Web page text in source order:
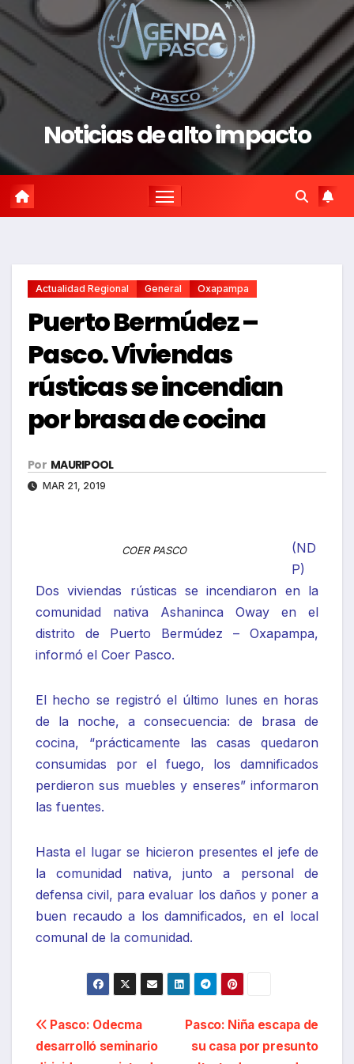
Noticias de alto impacto
Actualidad Regional General Oxapampa
Puerto Bermúdez –
Pasco. Viviendas
rústicas se incendian
por brasa de cocina
Por MAURIPOOL
MAR 21, 2019
COER PASCO
(ND
P)
Dos viviendas rústicas se incendiaron en la
comunidad nativa Ashaninca Oway en el
distrito de Puerto Bermúdez – Oxapampa,
informó el Coer Pasco.
El hecho se registró el último lunes en horas
de la noche, a consecuencia: de brasa de
cocina, “prácticamente las casas quedaron
consumidas por el fuego, los damnificados
perdieron sus muebles y enseres” informaron
las fuentes.
Hasta el lugar se hicieron presentes el jefe de
la comunidad nativa, junto a personal de
defensa civil, para evaluar los daños y poner a
buen recaudo a los damnificados, en el local
comunal de la comunidad.
Navegación
Pasco: Niña escapa de
su casa por presunto
Pasco: Odecma
desarrolló seminario